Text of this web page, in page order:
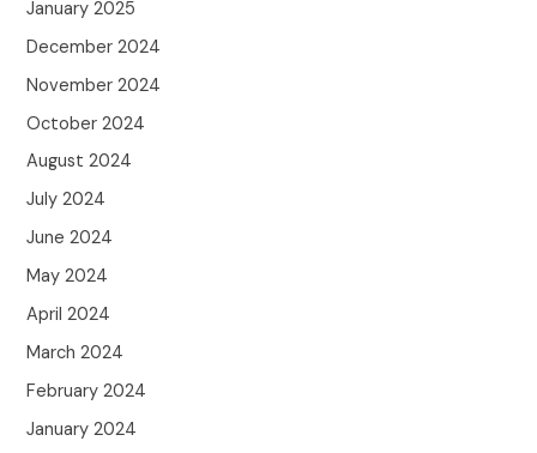
January 2025
December 2024
November 2024
October 2024
August 2024
July 2024
June 2024
May 2024
April 2024
March 2024
February 2024
January 2024